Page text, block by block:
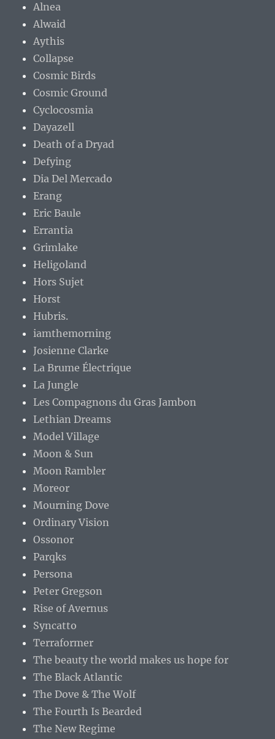
Alnea
Alwaid
Aythis
Collapse
Cosmic Birds
Cosmic Ground
Cyclocosmia
Dayazell
Death of a Dryad
Defying
Dia Del Mercado
Erang
Eric Baule
Errantia
Grimlake
Heligoland
Hors Sujet
Horst
Hubris.
iamthemorning
Josienne Clarke
La Brume Électrique
La Jungle
Les Compagnons du Gras Jambon
Lethian Dreams
Model Village
Moon & Sun
Moon Rambler
Moreor
Mourning Dove
Ordinary Vision
Ossonor
Parqks
Persona
Peter Gregson
Rise of Avernus
Syncatto
Terraformer
The beauty the world makes us hope for
The Black Atlantic
The Dove & The Wolf
The Fourth Is Bearded
The New Regime